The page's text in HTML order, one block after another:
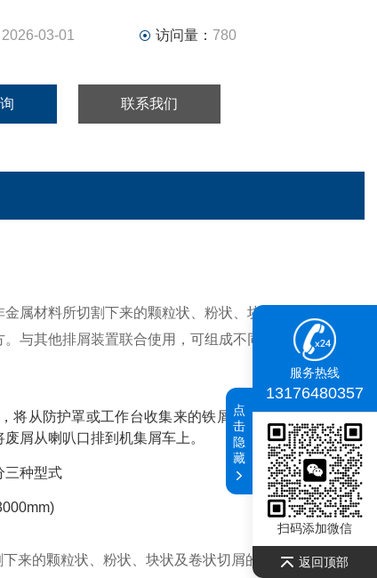
2026-03-01 访问量： 780
联系我们
属材料所切割下来的颗粒状、粉状、块状及卷状切屑
与其他排屑装置联合使用，可组成不同结构型式的排
将从防护罩或工作台收集来的铁屑输送到排屑机进屑
屑从喇叭口排到机集屑车上。
三种型式
来的颗粒状、粉状、块状及卷状切屑的输送。
服务热线
13176480357
扫码添加微信
返回顶部
点
击
隐
藏